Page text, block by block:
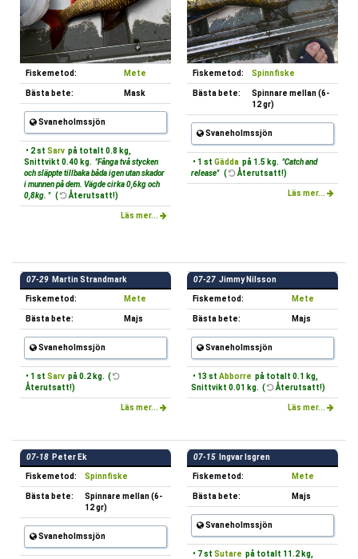
Fiskemetod: Mete
Bästa bete: Mask
Svaneholmssjön
• 2 st Sarv på totalt 0.8 kg,
Snittvikt 0.40 kg. "Fånga två stycken
och släppte tillbaka båda igen utan skador
i munnen på dem. Vägde cirka 0,6kg och
0,8kg. " ( Återutsatt!)
Läs mer...
Fiskemetod: Spinnfiske
Bästa bete:
Spinnare mellan (6-
12 gr)
Svaneholmssjön
• 1 st Gädda på 1.5 kg. "Catch and
release" ( Återutsatt!)
Läs mer...
07-29 Martin Strandmark
Fiskemetod: Mete
Bästa bete: Majs
Svaneholmssjön
• 1 st Sarv på 0.2 kg. (
Återutsatt!)
Läs mer...
07-27 Jimmy Nilsson
Fiskemetod: Mete
Bästa bete: Majs
Svaneholmssjön
• 13 st Abborre på totalt 0.1 kg,
Snittvikt 0.01 kg. (
Återutsatt!)
Läs mer...
07-18 Peter Ek
Fiskemetod: Spinnfiske
Bästa bete:
Spinnare mellan (6-
12 gr)
Svaneholmssjön
07-15 Ingvar Isgren
Fiskemetod: Mete
Bästa bete: Majs
Svaneholmssjön
• 7 st Sutare på totalt 11.2 kg,